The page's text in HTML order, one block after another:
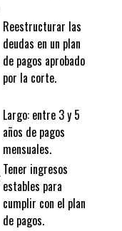
Reestructurar las
deudas en un plan
de pagos aprobado
por la corte.
Largo: entre 3 y 5
años de pagos
mensuales.
Tener ingresos
estables para
cumplir con el plan
de pagos.